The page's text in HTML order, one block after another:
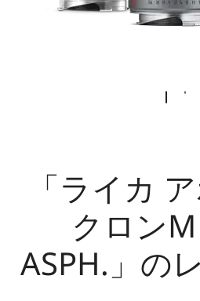
「ライカ
クロン
ASPH.」の